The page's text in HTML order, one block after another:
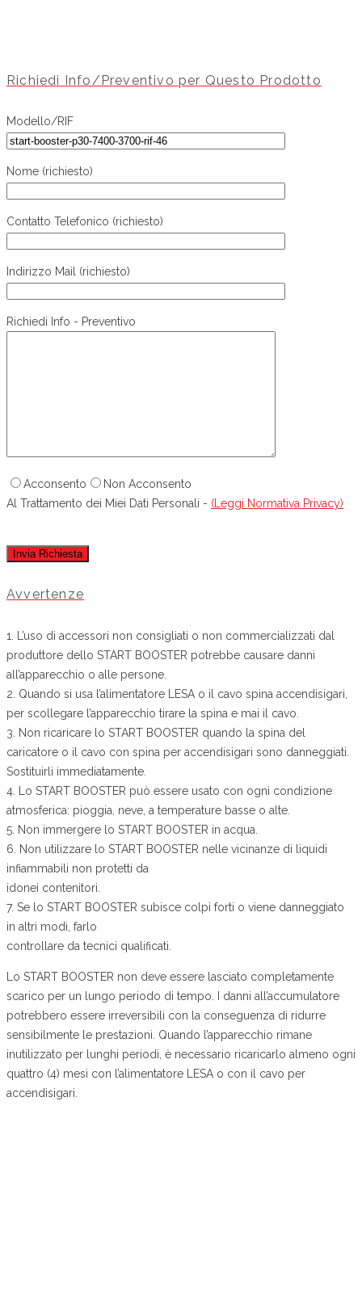
Richiedi Info/Preventivo per Questo Prodotto
Modello/RIF
Nome (richiesto)
Contatto Telefonico (richiesto)
Indirizzo Mail (richiesto)
Richiedi Info - Preventivo
Acconsento
Non Acconsento
Al Trattamento dei Miei Dati Personali - (Leggi Normativa Privacy)
Avvertenze
1. L’uso di accessori non consigliati o non commercializzati dal
produttore dello START BOOSTER potrebbe causare danni
all’apparecchio o alle persone.
2. Quando si usa l’alimentatore LESA o il cavo spina accendisigari,
per scollegare l’apparecchio tirare la spina e mai il cavo.
3. Non ricaricare lo START BOOSTER quando la spina del
caricatore o il cavo con spina per accendisigari sono danneggiati.
Sostituirli immediatamente.
4. Lo START BOOSTER può essere usato con ogni condizione
atmosferica: pioggia, neve, a temperature basse o alte.
5. Non immergere lo START BOOSTER in acqua.
6. Non utilizzare lo START BOOSTER nelle vicinanze di liquidi
infiammabili non protetti da
idonei contenitori.
7. Se lo START BOOSTER subisce colpi forti o viene danneggiato
in altri modi, farlo
controllare da tecnici qualificati.
Lo START BOOSTER non deve essere lasciato completamente
scarico per un lungo periodo di tempo. I danni all’accumulatore
potrebbero essere irreversibili con la conseguenza di ridurre
sensibilmente le prestazioni. Quando l’apparecchio rimane
inutilizzato per lunghi periodi, è necessario ricaricarlo almeno ogni
quattro (4) mesi con l’alimentatore LESA o con il cavo per
accendisigari.